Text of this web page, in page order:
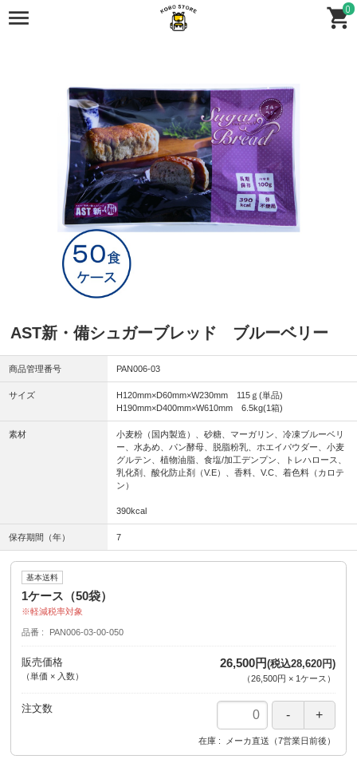
0
全商品
AST新・備シュガーブレッド ブルーベリー
商品管理番号 PAN006-03
サイズ
H120mm×D60mm×W230mm 115ｇ(単品)
H190mm×D400mm×W610mm 6.5kg(1箱)
素材
小麦粉（国内製造）、砂糖、マーガリン、冷凍ブルーベリ
ー、水あめ、パン酵母、脱脂粉乳、ホエイパウダー、小麦
グルテン、植物油脂、食塩/加工デンプン、トレハロース、
乳化剤、酸化防止剤（V.E）、香料、V.C、着色料（カロテ
ン）
390kcal
保存期間（年） 7
基本送料
1ケース（50袋）
軽減税率対象
品番 PAN006-03-00-050
販売価格
（単価 × 入数）
26,500円(税込28,620円)
（26,500円 × 1ケース ）
注文数
在庫 メーカ直送（7営業日前後）